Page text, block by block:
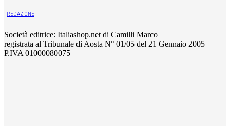
- REDAZIONE
Società editrice: Italiashop.net di Camilli Marco
registrata al Tribunale di Aosta N° 01/05 del 21 Gennaio 2005
P.IVA 01000080075